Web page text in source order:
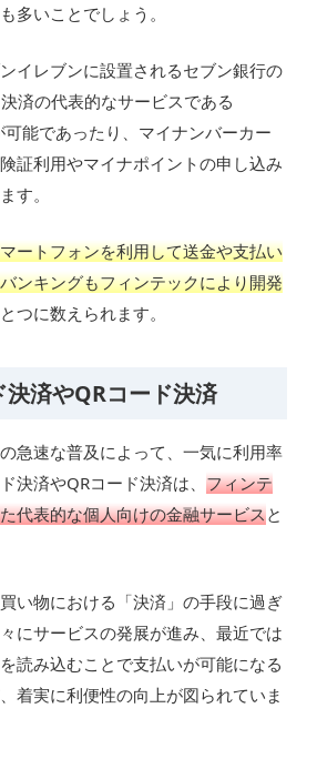
多いことでしょう。
イレブンに設置されるセブン銀行の
済の代表的なサービスである
能であったり、マイナンバーカー
証利用やマイナポイントの申し込み
す。
ートフォンを利用して送金や支払い
ンキングもフィンテックにより開発
つに数えられます。
済やQRコード決済
急速な普及によって、一気に利用率
決済やQRコード決済は、フィンテ
代表的な個人向けの金融サービスと
い物における「決済」の手段に過ぎ
にサービスの発展が進み、最近では
読み込むことで支払いが可能になる
着実に利便性の向上が図られていま